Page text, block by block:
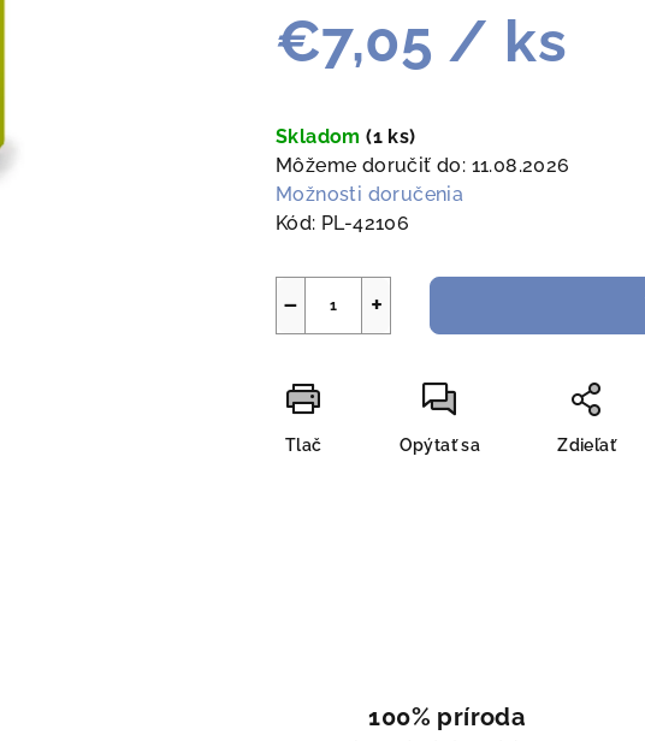
€7,05 / ks
cena:
Skladom(1 ks)
Môžeme doručiť do: 11.08.2026
Možnosti doručenia
Kód: PL-42106
+
−
Tlač Opýtať sa Zdieľať
100% príroda